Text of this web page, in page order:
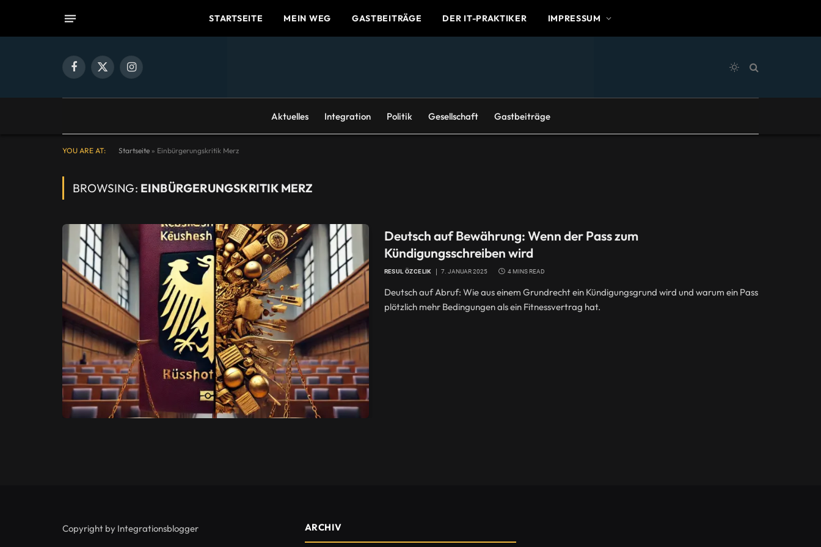
STARTSEITE MEIN WEG GASTBEITRÄGE DER IT-PRAKTIKER IMPRESSUM
Facebook
X
Instagram
Aktuelles Integration Politik Gesellschaft Gastbeiträge
YOU ARE AT: Startseite » Einbürgerungskritik Merz
BROWSING: EINBÜRGERUNGSKRITIK MERZ
Deutsch auf Bewährung: Wenn der Pass zum
Kündigungsschreiben wird
RESUL ÖZCELIK 7. JANUAR 2025 4 MINS READ
Deutsch auf Abruf: Wie aus einem Grundrecht ein Kündigungsgrund wird und warum ein Pass
plötzlich mehr Bedingungen als ein Fitnessvertrag hat.
Copyright by Integrationsblogger ARCHIV